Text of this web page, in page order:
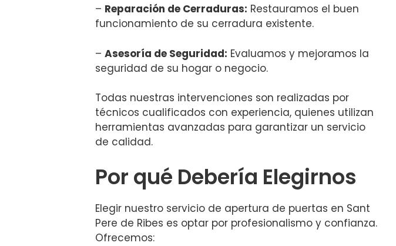
– Reparación de Cerraduras: Restauramos el buen
funcionamiento de su cerradura existente.
– Asesoría de Seguridad: Evaluamos y mejoramos la
seguridad de su hogar o negocio.
Todas nuestras intervenciones son realizadas por
técnicos cualificados con experiencia, quienes utilizan
herramientas avanzadas para garantizar un servicio
de calidad.
Por qué Debería Elegirnos
Elegir nuestro servicio de apertura de puertas en Sant
Pere de Ribes es optar por profesionalismo y confianza.
Ofrecemos: